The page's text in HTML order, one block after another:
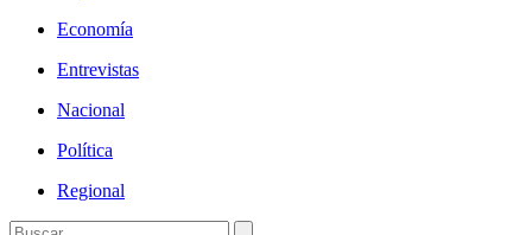
Economía
Entrevistas
Nacional
Política
Regional